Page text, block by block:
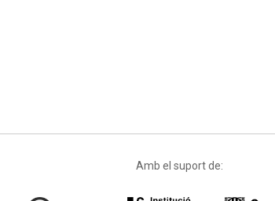
Amb el suport de: